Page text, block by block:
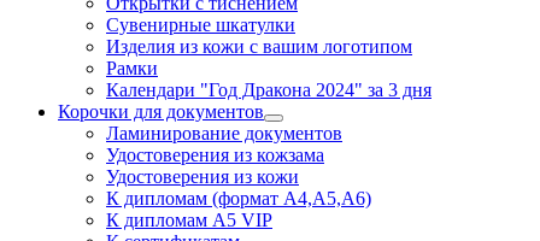
Сувенирные шкатулки
Изделия из кожи с вашим логотипом
Рамки
Календари "Год Дракона 2024" за 3 дня
Корочки для документов
Ламинирование документов
Удостоверения из кожзама
Удостоверения из кожи
К дипломам (формат А4,А5,А6)
К дипломам А5 VIP